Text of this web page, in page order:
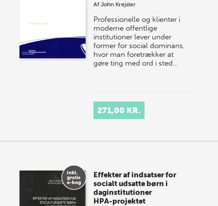
AfJohn Krejsler
Professionelle og klienter i
moderne offentlige
institutioner lever under
former for social dominans,
hvor man foretrækker at
gøre ting med ord i sted…
271,00 KR.
Effekter af indsatser for
socialt udsatte børn i
daginstitutioner
HPA-projektet